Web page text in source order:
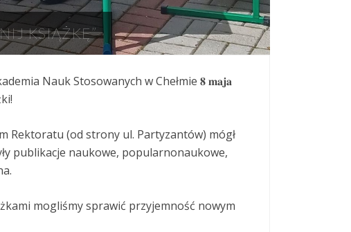
KSIĄŻKĘ”
Nauk Stosowanych w Chełmie 𝟖 𝐦𝐚𝐣𝐚
Rektoratu (od strony ul. Partyzantów) mógł
publikacje naukowe, popularnonaukowe,
mogliśmy sprawić przyjemność nowym